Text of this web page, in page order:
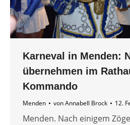
Karneval in Menden:
übernehmen im
Kommando
Menden vonAnnabell Brock 12.
Menden. Nach einigem